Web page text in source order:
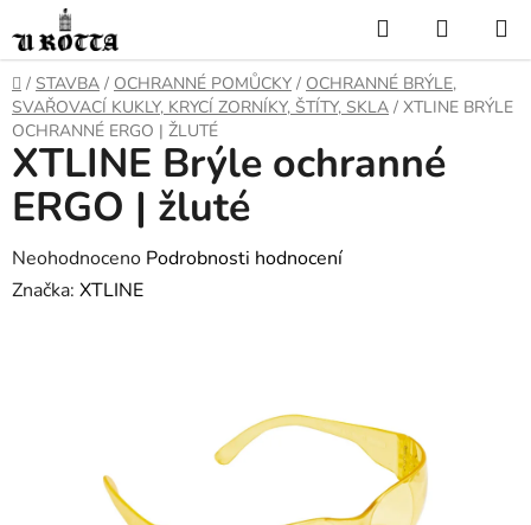
na
obsah
Hledat
KOŠÍK
DOMŮ
/ STAVBA / OCHRANNÉ POMŮCKY / OCHRANNÉ BRÝLE,
SVAŘOVACÍ KUKLY, KRYCÍ ZORNÍKY, ŠTÍTY, SKLA / XTLINE BRÝLE
OCHRANNÉ ERGO | ŽLUTÉ
XTLINE Brýle ochranné
ERGO | žluté
Průměrné
hodnocení
Neohodnoceno Podrobnosti hodnocení
Značka: XTLINE